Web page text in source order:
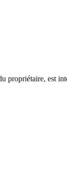
propriétaire, est